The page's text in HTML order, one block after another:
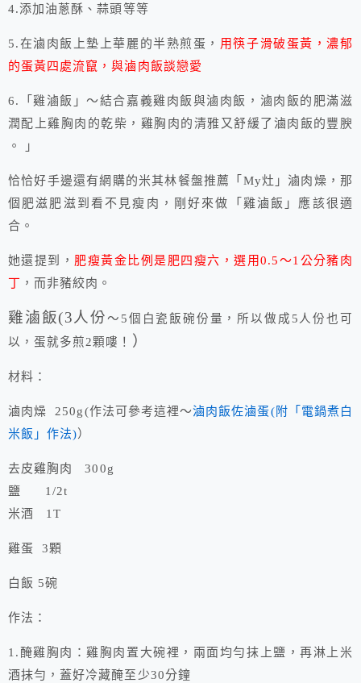
4.添加油蔥酥、蒜頭等等
5.在滷肉飯上墊上華麗的半熟煎蛋， 用筷子滑破蛋黃，濃郁
的蛋黃四處流竄，與滷肉飯談戀愛
6.「雞滷飯」～結合嘉義雞肉飯與滷肉飯，滷肉飯的肥滿滋
潤配上雞胸肉的乾柴，雞胸肉的清雅又舒緩了滷肉飯的豐腴
。 」
恰恰好手邊還有網購的米其林餐盤推薦「My灶」滷肉燥，那
個肥滋肥滋到看不見瘦肉，剛好來做「雞滷飯」應該很適
合。
她還提到， 肥瘦黃金比例是肥四瘦六，選用0.5～1公分豬肉
丁 ，而非豬絞肉。
雞滷飯(3人份～5個白瓷飯碗份量，所以做成5人份也可
以，蛋就多煎2顆嘍！
）
材料：
滷肉燥 250g(作法可參考這裡～滷肉飯佐滷蛋(附「電鍋煮白
米飯」作法)）
去皮雞胸肉 300g
鹽 1/2t
米酒 1T
雞蛋 3顆
白飯 5碗
作法：
1.醃雞胸肉：雞胸肉置大碗裡，兩面均勻抹上鹽，再淋上米
酒抹勻，蓋好冷藏醃至少30分鐘